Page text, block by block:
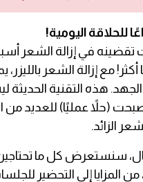
للحلاقة اليومية!
في إزالة الشعر
مع إزالة الشعر
هذه التقنية الحديثة
(حلاً عمليًا) للعديد
الزائد.
سنستعرض كل ما
من المزايا إلى التحضير